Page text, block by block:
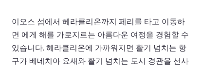
이오스 섬에서 헤라클리온까지 페리를 타고 이동하
면 에게 해를 가로지르는 아름다운 여정을 경험할 수
있습니다. 헤라클리온에 가까워지면 활기 넘치는 항
구가 베네치아 요새와 활기 넘치는 도시 경관을 선사